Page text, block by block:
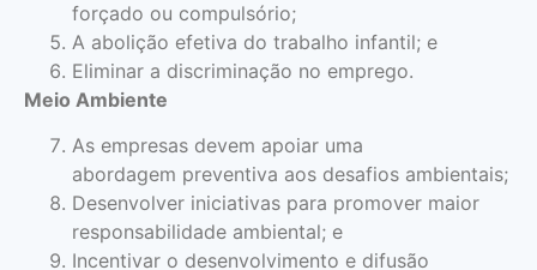
forçado ou compulsório;
A abolição efetiva do trabalho infantil; e
Eliminar a discriminação no emprego.
Meio Ambiente
As empresas devem apoiar uma
abordagem preventiva aos desafios ambientais;
Desenvolver iniciativas para promover maior
responsabilidade ambiental; e
Incentivar o desenvolvimento e difusão